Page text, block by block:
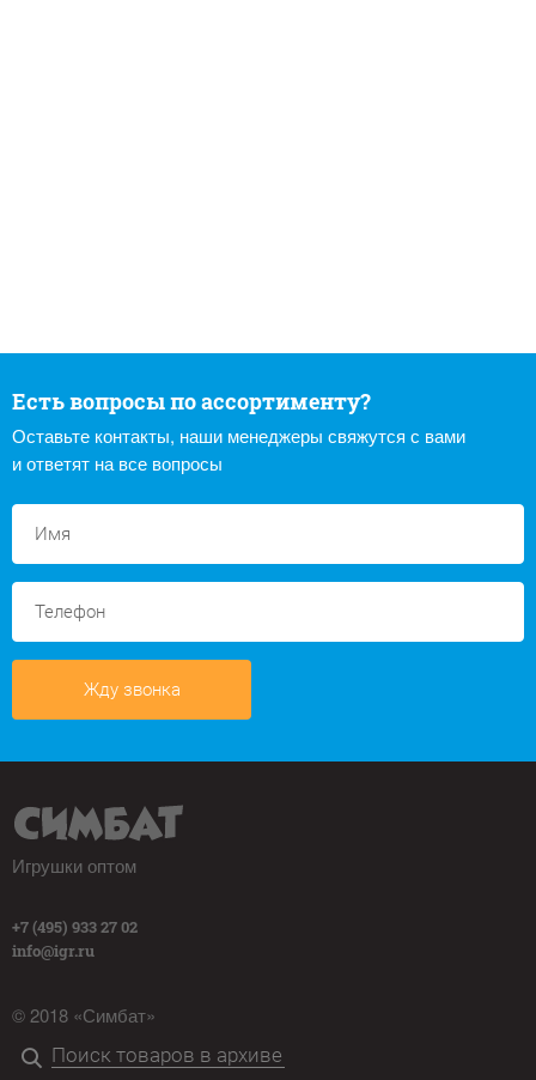
Есть вопросы по ассортименту?
Оставьте контакты, наши менеджеры свяжутся с вами
и ответят на все вопросы
Жду звонка
Игрушки оптом
+7 (495) 933 27 02
info@igr.ru
© 2018 «Симбат»